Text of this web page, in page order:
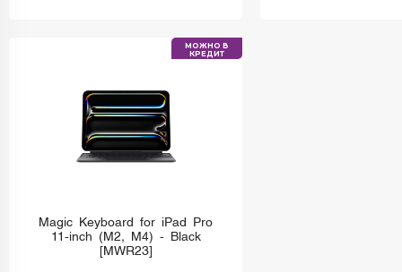
МОЖНО В
КРЕДИТ
Magic Keyboard for iPad Pro
11‑inch (M2, M4) - Black
[MWR23]